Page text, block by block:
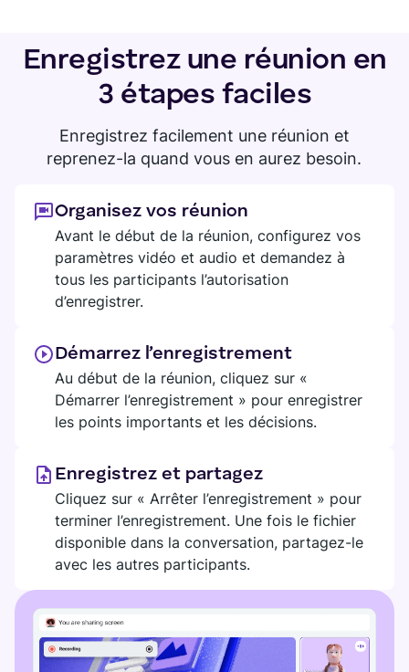
Enregistrez une réunion en
3 étapes faciles
Enregistrez facilement une réunion et
reprenez-la quand vous en aurez besoin.
Organisez vos réunion
Avant le début de la réunion, configurez vos
paramètres vidéo et audio et demandez à
tous les participants l’autorisation
d’enregistrer.
Démarrez l’enregistrement
Au début de la réunion, cliquez sur «
Démarrer l’enregistrement » pour enregistrer
les points importants et les décisions.
Enregistrez et partagez
Cliquez sur « Arrêter l’enregistrement » pour
terminer l’enregistrement. Une fois le fichier
disponible dans la conversation, partagez-le
avec les autres participants.